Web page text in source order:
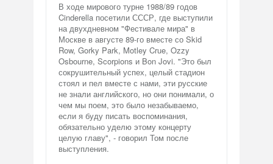
В ходе мирового турне 1988/89 годов
Cinderella посетили СССР, где выступили
на двухдневном "Фестивале мира" в
Москве в августе 89-го вместе со Skid
Row, Gorky Park, Motley Crue, Ozzy
Osbourne, Scorpions и Bon Jovi. "Это был
сокрушительный успех, целый стадион
стоял и пел вместе с нами, эти русские
не знали английского, но они понимали, о
чем мы поем, это было незабываемо,
если я буду писать воспоминания,
обязательно уделю этому концерту
целую главу", - говорил Том после
выступления.